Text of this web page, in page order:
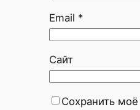
Email *
Сайт
Сохранить